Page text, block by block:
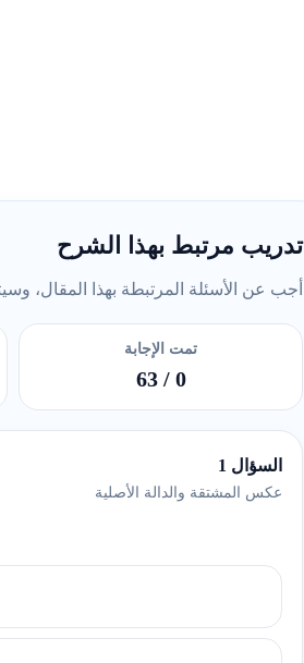
تدريب مرتبط بهذا الشرح
أجب عن الأسئلة المرتبطة بهذا المقال،
تمت الإجابة
0
/ 63
السؤال 1
عكس المشتقة والدالة الأصلية